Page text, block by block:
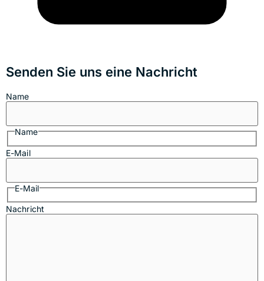
Senden Sie uns eine Nachricht
Name
Name
E-Mail
E-Mail
Nachricht